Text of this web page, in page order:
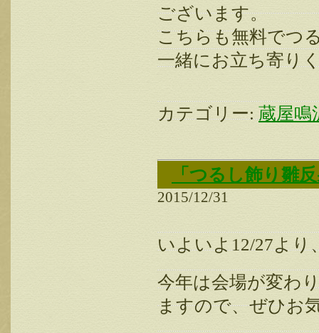
ございます。
こちらも無料でつ
一緒にお立ち寄り
カテゴリー: 蔵屋鳴
「つるし飾り雛
2015/12/31
いよいよ12/27より
今年は会場が変わ
ますので、ぜひお